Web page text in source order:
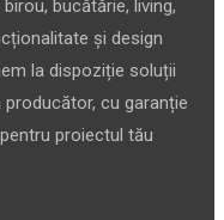
bucătărie, living,
și design
la dispoziție soluții
cu garanție
proiectul tău